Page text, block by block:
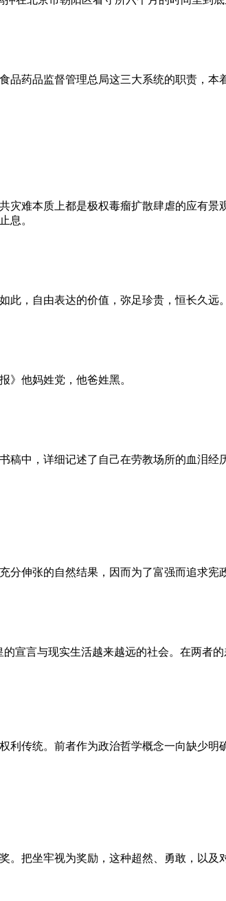
药品监督管理总局这三大系统的职责，
难本质上都是极权毒瘤扩散肆虐的应有
息。
，自由表达的价值，弥足珍贵，恒长久远
》他妈姓党，他爸姓黑。
稿中，详细记述了自己在劳教场所的血泪
伸张的自然结果，因而为了富强而追求
宣言与现实生活越来越远的社会。在两者
利传统。前者作为政治哲学概念一向缺少
把坐牢视为奖励，这种超然、勇敢，以及